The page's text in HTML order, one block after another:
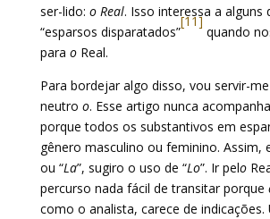
ser-lido: o Real. Isso interessa a alguns
“esparsos disparatados”
[11]
quando
para oReal.
Para bordejar algo disso, vou servir-
neutro o. Esse artigo nunca
porque todos os substantivos em
gênero masculino ou feminino. Assim,
ou “La”, sugiro o uso de “Lo”. Ir pelo
percurso nada fácil de transitar porque
como o analista, carece de indicações.